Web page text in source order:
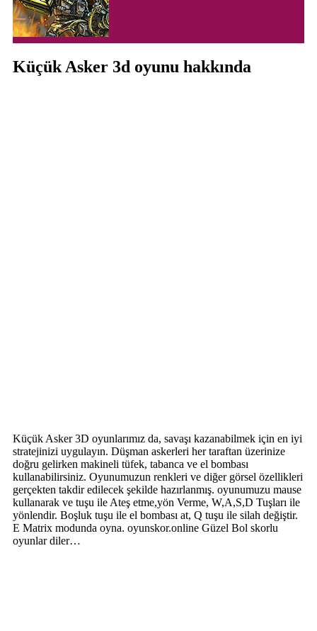
Küçük Asker 3d oyunu hakkında
Küçük Asker 3D oyunlarımız da, savaşı kazanabilmek için en iyi
stratejinizi uygulayın. Düşman askerleri her taraftan üzerinize
doğru gelirken makineli tüfek, tabanca ve el bombası
kullanabilirsiniz. Oyunumuzun renkleri ve diğer görsel özellikleri
gerçekten takdir edilecek şekilde hazırlanmış. oyunumuzu mause
kullanarak ve tuşu ile Ateş etme,yön Verme, W,A,S,D Tuşları ile
yönlendir. Boşluk tuşu ile el bombası at, Q tuşu ile silah değiştir.
E Matrix modunda oyna. oyunskor.online Güzel Bol skorlu
oyunlar diler…